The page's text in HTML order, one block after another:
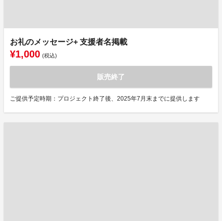
お礼のメッセージ+ 支援者名掲載
¥1,000 (税込)
販売終了
ご提供予定時期：プロジェクト終了後、2025年7月末までに提供します